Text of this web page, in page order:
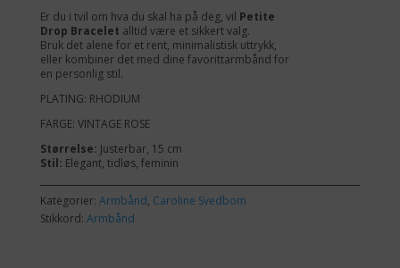
Er du i tvil om hva du skal ha på deg, vil Petite
Drop Bracelet alltid være et sikkert valg.
Bruk det alene for et rent, minimalistisk uttrykk,
eller kombiner det med dine favorittarmbånd for
en personlig stil.
PLATING: RHODIUM
FARGE: VINTAGE ROSE
Størrelse: Justerbar, 15 cm
Stil: Elegant, tidløs, feminin
Kategorier: Armbånd, Caroline Svedbom
Stikkord: Armbånd